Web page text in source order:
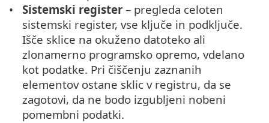
Sistemski register – pregleda celoten
sistemski register, vse ključe in podključe.
Išče sklice na okuženo datoteko ali
zlonamerno programsko opremo, vdelano
kot podatke. Pri čiščenju zaznanih
elementov ostane sklic v registru, da se
zagotovi, da ne bodo izgubljeni nobeni
pomembni podatki.